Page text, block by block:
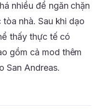
nhiều để ngăn chặn
nhà. Sau khi dạo
thấy thực tế có
gồm cả mod thêm
San Andreas.